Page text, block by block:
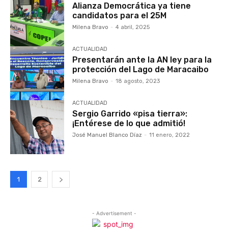
Alianza Democrática ya tiene
candidatos para el 25M
Milena Bravo - 4 abril, 2025
ACTUALIDAD
Presentarán ante la AN ley para la
protección del Lago de Maracaibo
Milena Bravo - 18 agosto, 2023
ACTUALIDAD
Sergio Garrido «pisa tierra»:
¡Entérese de lo que admitió!
José Manuel Blanco Díaz - 11 enero, 2022
1 2
- Advertisement -